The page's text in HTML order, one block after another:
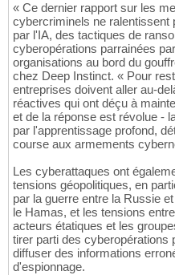
« Ce dernier rapport sur les
cybercriminels ne ralentissent
par l'IA, des tactiques de
cyberopérations parrainées
organisations au bord du
chez Deep Instinct. « Pour
entreprises doivent aller au-
réactives qui ont déçu à
et de la réponse est révolue -
par l'apprentissage profond,
course aux armements
Les cyberattaques ont
tensions géopolitiques, en
par la guerre entre la Russie
le Hamas, et les tensions
acteurs étatiques et les
tirer parti des cyberopérations
diffuser des informations
d'espionnage.